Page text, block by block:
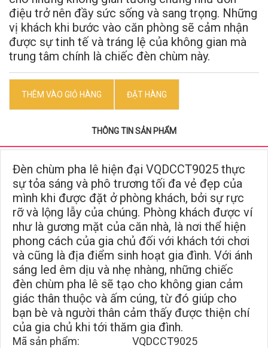
điệu trở nên đầy sức sống và sang trọng. Những
vị khách khi bước vào căn phòng sẽ cảm nhận
được sự tinh tế và tráng lệ của không gian mà
trung tâm chính là chiếc đèn chùm này.
THÊM VÀO GIỎ HÀNG ĐẶT HÀNG
THÔNG TIN SẢN PHẨM
Đèn chùm pha lê hiện đại VQDCCT9025 thực
sự tỏa sáng và phô trương tối đa vẻ đẹp của
mình khi được đặt ở phòng khách, bởi sự rực
rỡ và lộng lẫy của chúng. Phòng khách được ví
như là gương mặt của căn nhà, là nơi thể hiện
phong cách của gia chủ đối với khách tới chơi
và cũng là địa điểm sinh hoạt gia đình. Với ánh
sáng led êm dịu và nhẹ nhàng, những chiếc
đèn chùm pha lê sẽ tạo cho không gian cảm
giác thân thuộc và ấm cúng, từ đó giúp cho
bạn bè và người thân cảm thấy được thiện chí
của gia chủ khi tới thăm gia đình.
Mã sản phẩm: VQDCCT9025